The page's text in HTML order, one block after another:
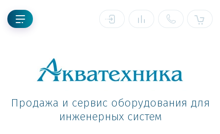
Продажа и сервис оборудования для
инженерных систем